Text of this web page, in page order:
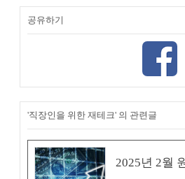
공유하기
'직장인을 위한 재테크' 의 관련글
2025년 2월